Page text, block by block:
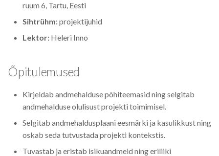
Biomolecular Simulation
CodeRefinery
Containers
DATAREX
DM courses
ruum 6, Tartu, Eesti
Sihtrühm:projektijuhid
Lektor: Heleri Inno
Õpitulemused
Kirjeldab andmehalduse põhiteemasid ning selgitab
andmehalduse olulisust projekti toimimisel.
Selgitab andmehaldusplaani eesmärki ja kasulikkust ning
oskab seda tutvustada projekti kontekstis.
Tuvastab ja eristab isikuandmeid ning eriliiki